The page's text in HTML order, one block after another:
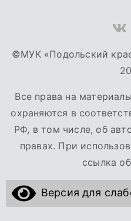
©МУК «Подольский
Все права на
охраняются в
РФ, в том числе, об
правах. При
ссылка
Версия для